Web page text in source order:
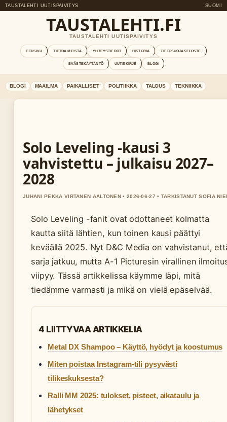
TAUSTALEHTI UUTISPAIVITYS SUOMI
TAUSTALEHTI.FI
TAUSTALEHTI UUTISPAIVITYS
ETUSIVU TIETOA MEISTÄ YHTEYSTIEDOT HISTORIA TIETOSUOJASELOSTE
EVÄSTEKÄYTÄNTÖ UUTISKIRJE BLOGI
BLOGI MAAILMA PAIKALLISET POLITIIKKA TALOUS TEKNIIKKA
Solo Leveling -kausi 3
vahvistettu – julkaisu 2027–
2028
JUHANI PEKKA VIRTANEN AALTONEN • 2026-06-27 • TARKISTANUT SOFIA
Solo Leveling -fanit ovat odottaneet kolmatta
kautta siitä lähtien, kun toinen kausi päättyi
keväällä 2025. Nyt D&C Media on vahvistanut,
sarja jatkuu, mutta A-1 Picturesin virallinen
viipyy. Tässä artikkelissa käymme läpi, mitä
tiedämme varmasti ja mikä on vielä epäselvää.
4 LIITTYVAA ARTIKKELIA
Metal DX Shampoo – Käyttö, hyödyt ja koostumus
Miten poistaa Instagram-tili pysyvästi
tilikeskuksesta?
Ralli MM 2025: tulokset, pisteet, aikataulu ja
lähetykset